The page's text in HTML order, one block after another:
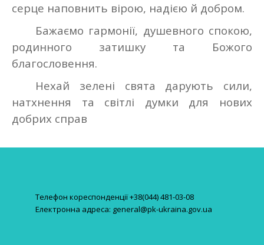
серце наповнить вірою, надією й добром.
Бажаємо гармонії, душевного спокою,
родинного затишку та Божого
благословення.
Нехай зелені свята дарують сили,
натхнення та світлі думки для нових
добрих справ
Телефон кореспонденції +38(044) 481-03-08
Електронна адреса: general@pk-ukraina.gov.ua